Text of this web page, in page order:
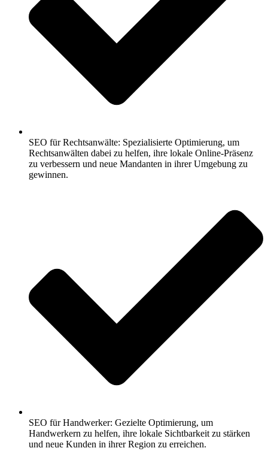
SEO für Rechtsanwälte: Spezialisierte Optimierung, um
Rechtsanwälten dabei zu helfen, ihre lokale Online-Präsenz
zu verbessern und neue Mandanten in ihrer Umgebung zu
gewinnen.
SEO für Handwerker: Gezielte Optimierung, um
Handwerkern zu helfen, ihre lokale Sichtbarkeit zu stärken
und neue Kunden in ihrer Region zu erreichen.